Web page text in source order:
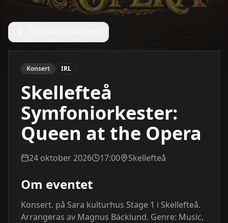
Konsert IRL
Skellefteå
Symfoniorkester:
Queen at the Opera
24 oktober 2026 17:00 Skellefteå
Om eventet
Konsert. på Sara kulturhus Stage 1 i Skellefteå.
Arrangeras av Magnus Bäcklund. Genre: Music,